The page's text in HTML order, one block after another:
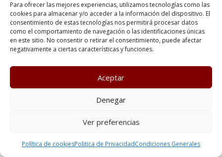
Para ofrecer las mejores experiencias, utilizamos tecnologías como las
cookies para almacenar y/o acceder a la información del dispositivo. El
consentimiento de estas tecnologías nos permitirá procesar datos
como el comportamiento de navegación o las identificaciones únicas
en este sitio. No consentir o retirar el consentimiento, puede afectar
negativamente a ciertas características y funciones.
Aceptar
Denegar
Ver preferencias
Política de cookiesPolitica de PrivacidadCondiciones Generales